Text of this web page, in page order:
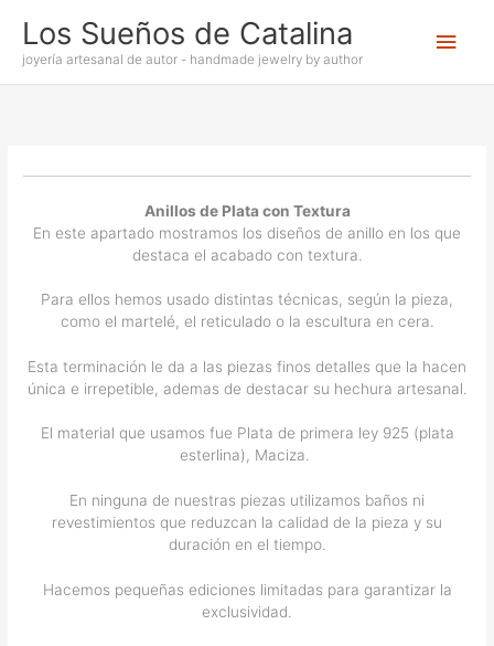
contenido
Los Sueños de Catalina
joyería artesanal de autor - handmade jewelry by author
Anillos de Plata con Textura
En este apartado mostramos los diseños de anillo en los que
destaca el acabado con textura.
Para ellos hemos usado distintas técnicas, según la pieza,
como el martelé, el reticulado o la escultura en cera.
Esta terminación le da a las piezas finos detalles que la hacen
única e irrepetible, ademas de destacar su hechura artesanal.
El material que usamos fue Plata de primera ley 925 (plata
esterlina), Maciza.
En ninguna de nuestras piezas utilizamos baños ni
revestimientos que reduzcan la calidad de la pieza y su
duración en el tiempo.
Hacemos pequeñas ediciones limitadas para garantizar la
exclusividad.